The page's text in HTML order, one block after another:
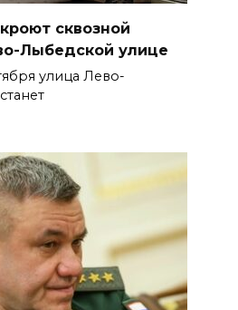
сквозной
Лыбедской улице
улица Лево-